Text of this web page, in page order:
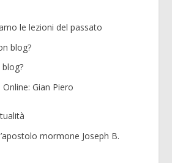
le lezioni del passato
blog?
blog?
Gian Piero
mormone Joseph B.